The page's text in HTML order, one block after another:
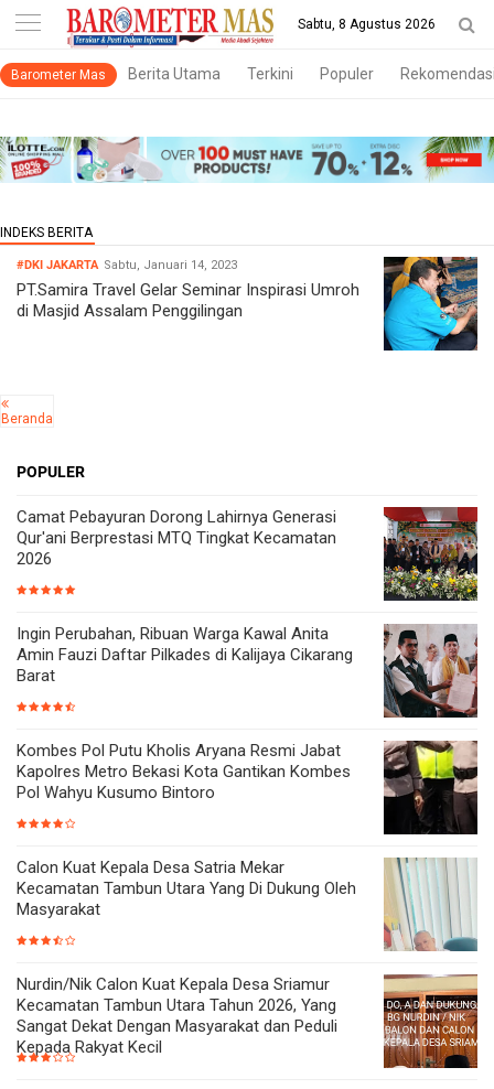
-->
Sabtu, 8 Agustus 2026
Barometer Mas Berita Utama Terkini Populer
#DKI JAKARTA Sabtu, Januari 14, 2023
PT.Samira Travel Gelar Seminar Inspirasi Umroh
di Masjid Assalam Penggilingan
Beranda
POPULER
Camat Pebayuran Dorong Lahirnya Generasi
Qur'ani Berprestasi MTQ Tingkat Kecamatan
2026
Ingin Perubahan, Ribuan Warga Kawal Anita
Amin Fauzi Daftar Pilkades di Kalijaya Cikarang
Barat
Kombes Pol Putu Kholis Aryana Resmi Jabat
Kapolres Metro Bekasi Kota Gantikan Kombes
Pol Wahyu Kusumo Bintoro
Calon Kuat Kepala Desa Satria Mekar
Kecamatan Tambun Utara Yang Di Dukung Oleh
Masyarakat
Nurdin/Nik Calon Kuat Kepala Desa Sriamur
Kecamatan Tambun Utara Tahun 2026, Yang
Sangat Dekat Dengan Masyarakat dan Peduli
Kepada Rakyat Kecil